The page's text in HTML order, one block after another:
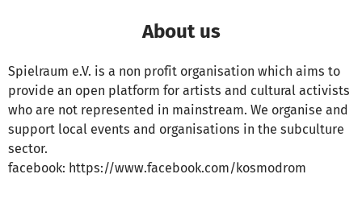
About us
Spielraum e.V. is a non profit organisation which aims to
provide an open platform for artists and cultural activists
who are not represented in mainstream. We organise and
support local events and organisations in the subculture
sector.
facebook: https://www.facebook.com/kosmodrom